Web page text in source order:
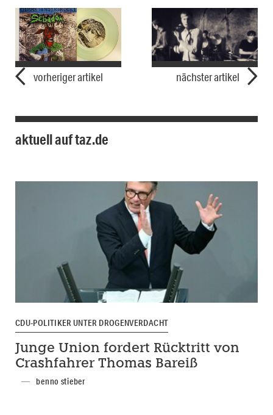
vorheriger artikel nächster artikel
aktuell auf taz.de
CDU-POLITIKER UNTER DROGENVERDACHT
Junge Union fordert Rücktritt von
Crashfahrer Thomas Bareiß
benno stieber